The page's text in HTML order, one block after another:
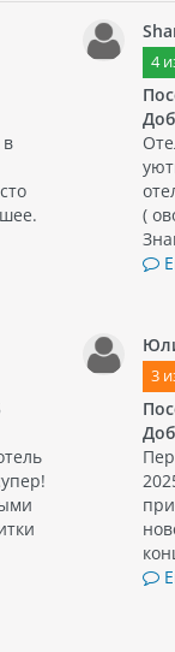
4
(
3